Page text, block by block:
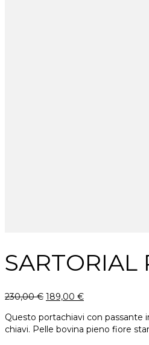
SARTORIAL
230,00€ 189,00 €
Questo portachiavi con passante
chiavi. Pelle bovina pieno fiore